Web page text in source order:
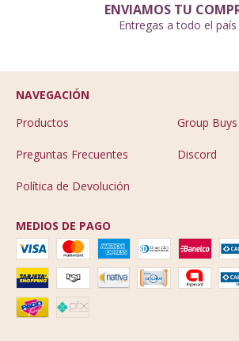
ENVIAMOS TU
Entregas a todo el país
NAVEGACIÓN
Productos
Group Buys
Preguntas Frecuentes Discord
Política de Devolución
MEDIOS DE PAGO